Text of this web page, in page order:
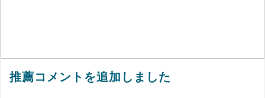
推薦コメントを追加しました